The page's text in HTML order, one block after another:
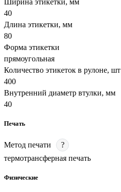
40
Длина этикетки, мм
80
Форма этикетки
прямоугольная
Количество этикеток в рулоне, шт
400
Внутренний диаметр втулки, мм
40
Печать
Метод печати
?
термотрансферная печать
Физические